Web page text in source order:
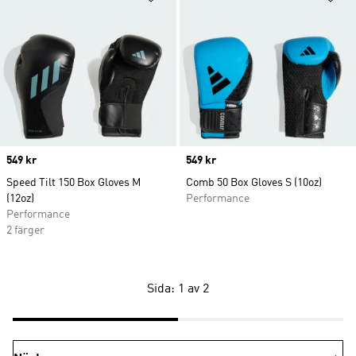
Price
549 kr
Speed Tilt 150 Box Gloves M
(12oz)
Performance
2 färger
Price
549 kr
Comb 50 Box Gloves S (10oz)
Performance
Sida: 1 av 2